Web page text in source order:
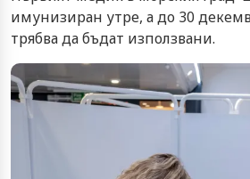
имунизиран утре, а до 30
трябва да бъдат използвани.